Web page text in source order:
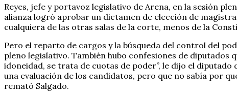
Reyes, jefe y portavoz legislativo de Arena, en la sesión
alianza logró aprobar un dictamen de elección de
cualquiera de las otras salas de la corte, menos de la
Pero el reparto de cargos y la búsqueda del control del
pleno legislativo. También hubo confesiones de
idoneidad, se trata de cuotas de poder”, le dijo el
una evaluación de los candidatos, pero que no sabía por
remató Salgado.